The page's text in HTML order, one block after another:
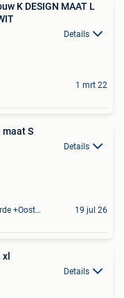
K DESIGN MAAT L
Details
1 mrt 22
maat S
Details
Oostende Zandvoorde +Oostende 19 jul 26
Details